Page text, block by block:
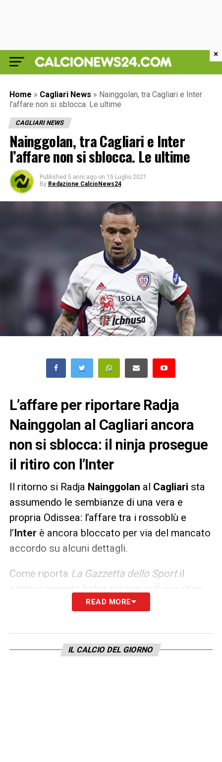
Home » Cagliari News » Nainggolan, tra Cagliari e Inter
l’affare non si sblocca. Le ultime
CAGLIARI NEWS
Nainggolan, tra Cagliari e Inter
l’affare non si sblocca. Le ultime
Published 5 anni ago on 15 Luglio 2021
By Redazione CalcioNews24
L’affare per riportare Radja
Nainggolan al Cagliari ancora
non si sblocca: il ninja prosegue
il ritiro con l’Inter
Il ritorno si Radja Nainggolan al Cagliari sta
assumendo le sembianze di una vera e
propria Odissea: l’affare tra i rossoblù e
l’Inter è ancora bloccato per via del mancato
accordo su alcuni dettagli.
Come riporta La Gazzetta dello Sportil
centrocampista belga prosegue il suo ritiro
con i nerazzurri tanto che nell’amichevole di
titolari.
READ MORE
IL CALCIO DEL GIORNO
×